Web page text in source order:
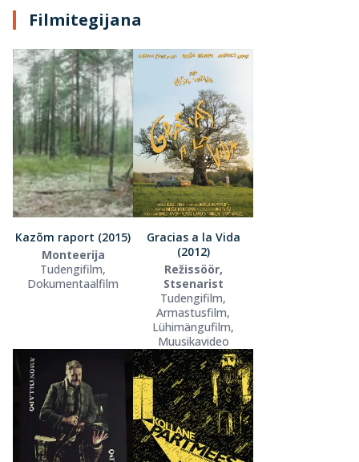
Filmitegijana
Kazõm raport (2015)
Monteerija
Tudengifilm,
Dokumentaalfilm
Gracias a la Vida
(2012)
Režissöör,
Stsenarist
Tudengifilm,
Armastusfilm,
Lühimängufilm,
Muusikavideo